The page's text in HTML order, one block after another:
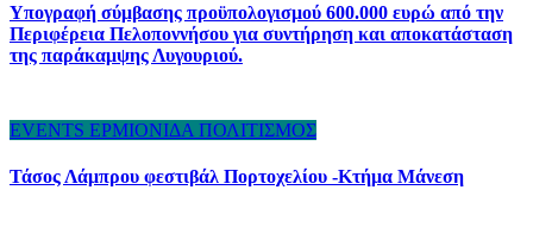
Υπογραφή σύμβασης προϋπολογισμού 600.000 ευρώ από την
Περιφέρεια Πελοποννήσου για συντήρηση και αποκατάσταση
της παράκαμψης Λυγουριού.
EVENTS ΕΡΜΙΟΝΙΔΑ ΠΟΛΙΤΙΣΜΟΣ
Τάσος Λάμπρου φεστιβάλ Πορτοχελίου -Κτήμα Μάνεση